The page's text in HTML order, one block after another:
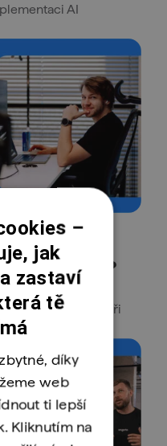
AI
ulehčuje?
Front‑end
reálné využití AI při
–
jak
zastaví
tě
díky
web
ti lepší
Kliknutím na